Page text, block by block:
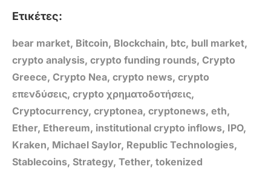
Ετικέτες:
bear market, Bitcoin, Blockchain, btc, bull market,
crypto analysis, crypto funding rounds, Crypto
Greece, Crypto Nea, crypto news, crypto
επενδύσεις, crypto χρηματοδοτήσεις,
Cryptocurrency, cryptonea, cryptonews, eth,
Ether, Ethereum, institutional crypto inflows, IPO,
Kraken, Michael Saylor, Republic Technologies,
Stablecoins, Strategy, Tether, tokenized